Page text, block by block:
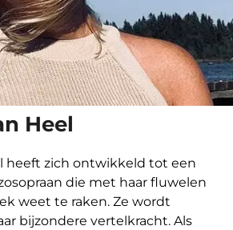
Heel
heeft zich ontwikkeld tot een
die met haar fluwelen
weet te raken. Ze wordt
bijzondere vertelkracht. Als